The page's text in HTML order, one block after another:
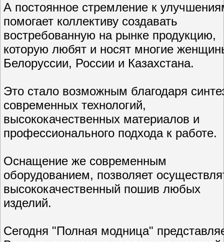
А постоянное стремление к
помогает коллективу создавать
востребованную на рынке продукцию,
которую любят и носят многие
Белоруссии, России и Казахстана.
Это стало возможным благодаря
современных технологий,
высококачественных материалов и
профессионального подхода к работе.
Оснащение же современным
оборудованием, позволяет
высококачественный пошив любых
изделий.
Сегодня "Полная модница"